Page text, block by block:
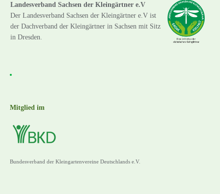
Landesverband Sachsen der Kleingärtner e.V
Der Landesverband Sachsen der Kleingärtner e.V ist
der Dachverband der Kleingärtner in Sachsen mit Sitz
in Dresden.
Mitglied im
Bundesverband der Kleingartenvereine Deutschlands e.V.